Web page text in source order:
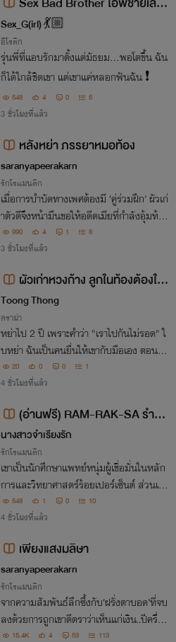
18+
Sex_G(irl) 💃🏼
อีโรติก
รุ่นพี่ที่แอบรักมาตั้งแต่มัธยม…พอโตขึ้น ฉัน
ก็ได้ใกล้ชิดเขา แต่เขาแค่หลอกฟันฉัน ❗️
548 4 0 5
3 ชั่วโมงที่แล้ว
หลังหย่า ภรรยาหมอท้อง
saranyapeerakarn
รักโรแมนติก
เมื่อการบำบัดทางเพศต้องมี ‘คู่ร่วมฝึก’ ผัวเก่
าตัวดีจึงหน้ามึนขอให้อดีตเมียที่กำลังอุ้มท้อง
ช่วยทำการบ้าน! งานนี้หมอนัชชาจะยอมให้ส
อบซ่อมบนเตียง หรือเตะก้านคอหมอสูติฯ ให้
990 4 1 8
3 ชั่วโมงที่แล้ว
ผัวเก่าหวงก้าง ลูกในท้องต้องใช้
นามสกุลพี่
Toong Thong
ดราม่า
หย่าไป 2 ปี เพราะคำว่า "เราไปกันไม่รอด" ใ
บหย่า ฉันเป็นคนยื่นให้เขากับมือเอง ตอนนั้
นฉันท้องได้ 2 เดือน แต่ไม่บอก เพราะคนที่เ
คยทิ้งให้ฉันแท้งลูกอยู่คนเดียวในโรงพยาบา
20 0 0 1
4 ชั่วโมงที่แล้ว
(อ่านฟรี) RAM-RAK-SA รำรัก
ษา 18+ (พันแสง x จำเรียง)
นางสาวจำเรียงรัก
รักโรแมนติก
เขาเป็นนักศึกษาแพทย์หนุ่มผู้เชื่อมั่นในหลัก
การและวิทยาศาสตร์ร้อยเปอร์เซ็นต์ ส่วนเธ
อเป็นเด็กสาวบ้านป่าทายาทร่างทรง ทว่
า...สองโลกที่ไม่มีวันบรรจบกลับถูกดึงเข้าห
548 1 0 10
4 ชั่วโมงที่แล้ว
เพียงแสงมลิษา
saranyapeerakarn
รักโรแมนติก
จากความสัมพันธ์ลึกซึ้งกับ‘ฝรั่งตาบอด’ที่จบ
ลงด้วยการถูกเขาตีตราว่าเห็นแก่เงิน..ปีครึ่งต่
อมาซีอีโอหนุ่มกลับมามองเห็นอีกครั้งเพื่อตา
15.4K 4 53 113